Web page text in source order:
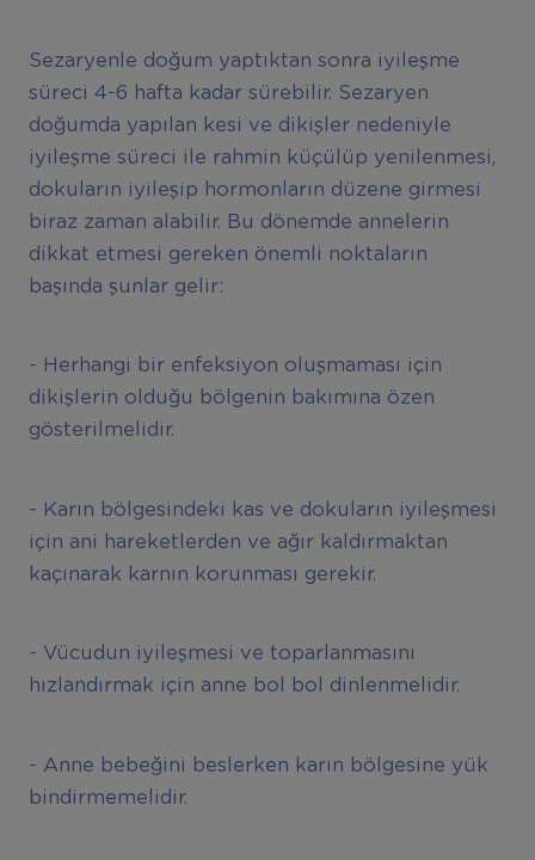
Sezaryenle doğum yaptıktan sonra iyileşme
süreci 4-6 hafta kadar sürebilir. Sezaryen
doğumda yapılan kesi ve dikişler nedeniyle
iyileşme süreci ile rahmin küçülüp yenilenmesi,
dokuların iyileşip hormonların düzene girmesi
biraz zaman alabilir. Bu dönemde annelerin
dikkat etmesi gereken önemli noktaların
başında şunlar gelir:
- Herhangi bir enfeksiyon oluşmaması için
dikişlerin olduğu bölgenin bakımına özen
gösterilmelidir.
- Karın bölgesindeki kas ve dokuların iyileşmesi
için ani hareketlerden ve ağır kaldırmaktan
kaçınarak karnın korunması gerekir.
- Vücudun iyileşmesi ve toparlanmasını
hızlandırmak için anne bol bol dinlenmelidir.
- Anne bebeğini beslerken karın bölgesine yük
bindirmemelidir.